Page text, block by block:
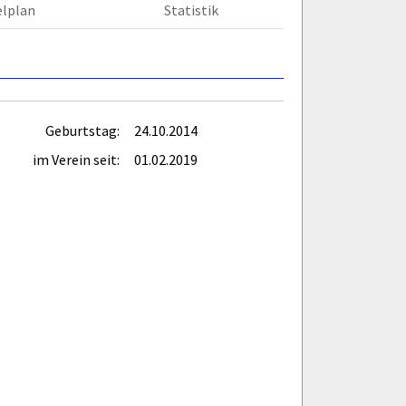
Statistik
Geburtstag:
24.10.2014
im Verein seit:
01.02.2019